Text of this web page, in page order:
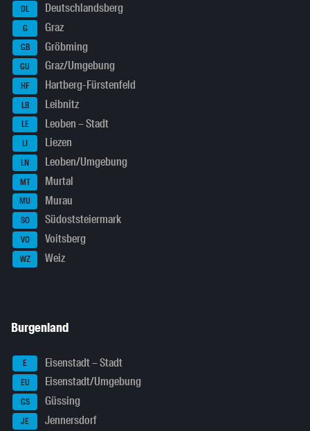
DL Deutschlandsberg
G Graz
GB Gröbming
GU Graz/Umgebung
HF Hartberg-Fürstenfeld
LB Leibnitz
LE Leoben – Stadt
LI Liezen
LN Leoben/Umgebung
MT Murtal
MU Murau
SO Südoststeiermark
VO Voitsberg
WZ Weiz
Burgenland
E Eisenstadt – Stadt
EU Eisenstadt/Umgebung
GS Güssing
JE Jennersdorf